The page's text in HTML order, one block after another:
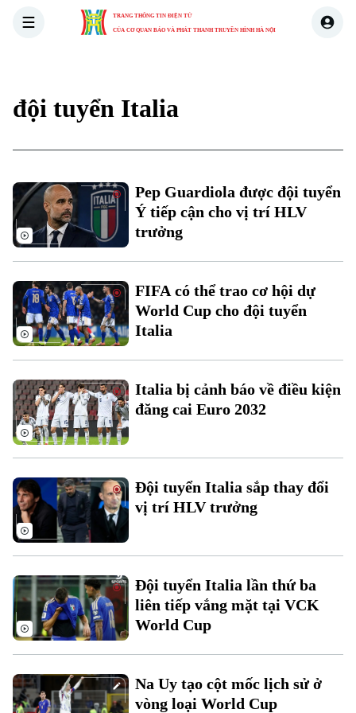
TRANG THÔNG TIN ĐIỆN TỬ
CỦA CƠ QUAN BÁO VÀ PHÁT THANH TRUYỀN HÌNH HÀ NỘI
Xu hướng
Chuyên mục
Thời sự
Hà Nội
Chính trị
Xã hội
Công nghệ
Hà Nội
Nhịp sống Hà Nội
Người Hà Nội
Khoảnh khắc Hà Nội
Ẩm thực
Thế giới
Quân sự
Hồ sơ
Người Việt 4 phương
Kinh tế
Tin tức
Cafe sáng
Doanh nghiệp
Nhà đất
Tin tức
Đầu tư
Tàu và Xe
Ô tô
Giáo dục
đội tuyển Italia
Pep Guardiola được đội tuyển
Ý tiếp cận cho vị trí HLV
trưởng
FIFA có thể trao cơ hội dự
World Cup cho đội tuyển
Italia
Italia bị cảnh báo về điều kiện
đăng cai Euro 2032
Đội tuyển Italia sắp thay đổi
vị trí HLV trưởng
Đội tuyển Italia lần thứ ba
liên tiếp vắng mặt tại VCK
World Cup
Na Uy tạo cột mốc lịch sử ở
vòng loại World Cup